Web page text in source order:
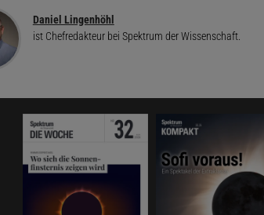
Daniel Lingenhöhl
ist Chefredakteur bei Spektrum der Wissenschaft.